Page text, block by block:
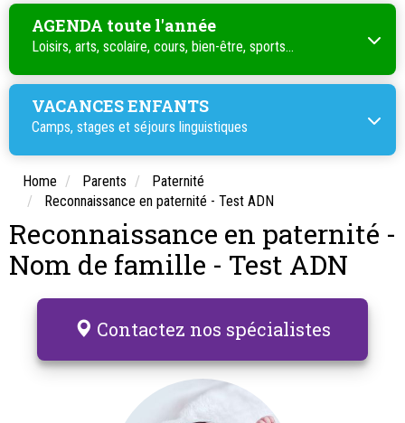
AGENDA toute l'année
Loisirs, arts, scolaire, cours, bien-être, sports...
VACANCES ENFANTS
Camps, stages et séjours linguistiques
Home Parents
Paternité
Reconnaissance en paternité - Test ADN
Reconnaissance en paternité -
Nom de famille - Test ADN
Contactez nos spécialistes